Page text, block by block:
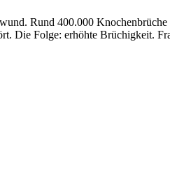
Rund 400.000
Die Folge: erhöhte Brüchigkeit.